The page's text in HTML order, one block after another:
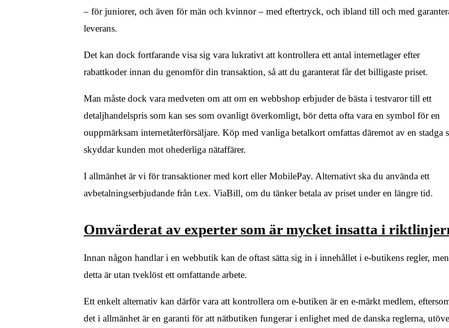
– för juniorer, och även för män och kvinnor – med eftertryck, och ibland till och med
leverans.
Det kan dock fortfarande visa sig vara lukrativt att kontrollera ett antal internetlager efter
rabattkoder innan du genomför din transaktion, så att du garanterat får det billigaste priset.
Man måste dock vara medveten om att om en webbshop erbjuder de bästa i testvaror till ett
detaljhandelspris som kan ses som ovanligt överkomligt, bör detta ofta vara en symbol för en
ouppmärksam internetåterförsäljare. Köp med vanliga betalkort omfattas däremot av en stadga
skyddar kunden mot ohederliga nätaffärer.
I allmänhet är vi för transaktioner med kort eller MobilePay. Alternativt ska du använda ett
avbetalningserbjudande från t.ex. ViaBill, om du tänker betala av priset under en längre tid.
Omvärderat av experter som är mycket insatta i
Innan någon handlar i en webbutik kan de oftast sätta sig in i innehållet i e-butikens regler, men
detta är utan tveklöst ett omfattande arbete.
Ett enkelt alternativ kan därför vara att kontrollera om e-butiken är en e-märkt medlem,
det i allmänhet är en garanti för att nätbutiken fungerar i enlighet med de danska reglerna,